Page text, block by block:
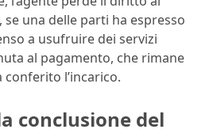
una delle parti ha espresso
a usufruire dei servizi
al pagamento, che rimane
l’incarico.
conclusione del